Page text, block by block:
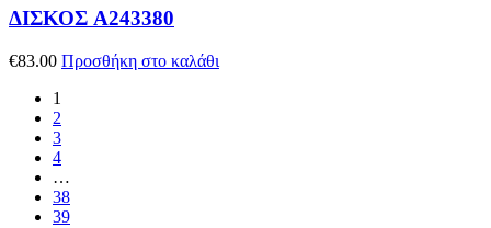
ΔΙΣΚΟΣ A243380
€83.00 Προσθήκη στο καλάθι
1
2
3
4
…
38
39